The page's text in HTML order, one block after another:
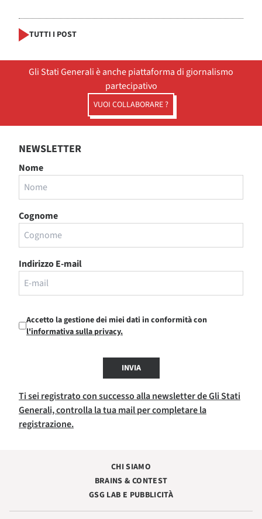
TUTTI I POST
Gli Stati Generali è anche piattaforma di giornalismo
partecipativo
VUOI COLLABORARE ?
NEWSLETTER
Nome
Cognome
Indirizzo E-mail
Accetto la gestione dei miei dati in conformità con
l'informativa sulla privacy.
INVIA
Ti sei registrato con successo alla newsletter de Gli Stati
Generali, controlla la tua mail per completare la
registrazione.
CHI SIAMO
BRAINS & CONTEST
GSG LAB E PUBBLICITÀ